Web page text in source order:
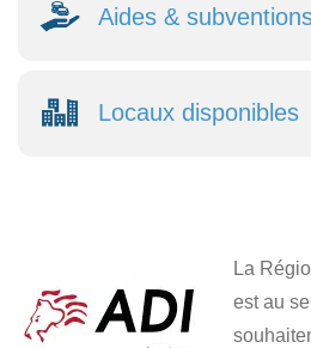
Aides &
Locaux disponibles
La
est au